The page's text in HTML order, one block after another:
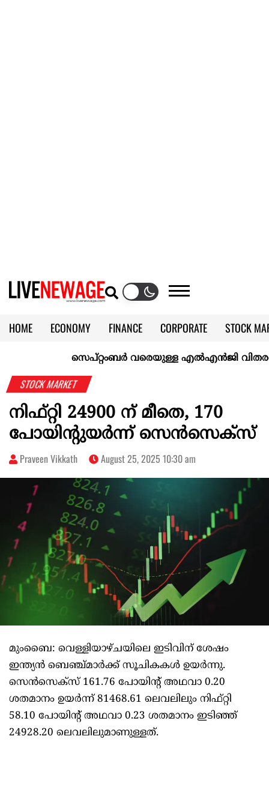
HOME ECONOMY FINANCE CORPORATE
STOCK
KERALA @70
സെപ്റ്റംബർ വരെയുള്ള എൽഎൻജി വിതരണം
STOCK MARKET
നിഫ്റ്റി 24900 ന് മീതെ, 170
പോയിന്റുയര്‍ന്ന് സെന്‍സെക്‌സ്
Praveen Vikkath August 25, 2025 10:30 am
മുംബൈ: വെള്ളിയാഴ്ചയിലെ ഇടിവിന് ശേഷം
ഇന്ത്യന്‍ ബെഞ്ച്മാര്‍ക്ക് സൂചികകള്‍ ഉയര്‍ന്നു.
സെന്‍സെക്‌സ് 161.76 പോയിന്റ് അഥവാ 0.20
ശതമാനം ഉയര്‍ന്ന് 81468.61 ലെവലിലും നിഫ്റ്റി
58.10 പോയിന്റ് അഥവാ 0.23 ശതമാനം ഇടിഞ്ഞ്
24928.20 ലെവലിലുമാണുള്ളത്.